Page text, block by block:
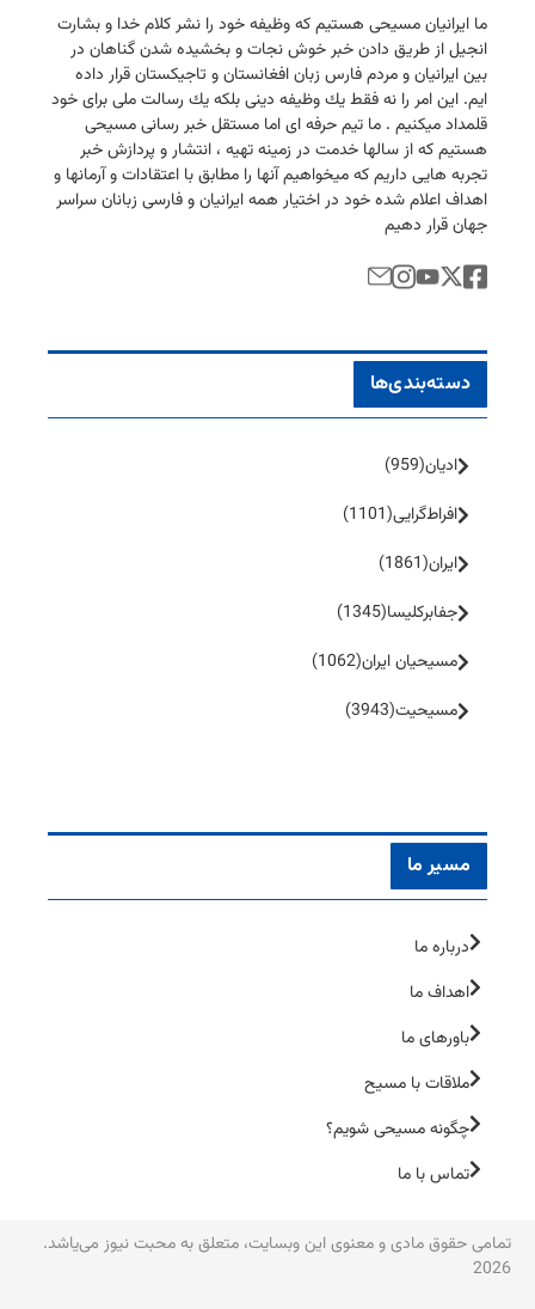
ما ایرانیان مسیحی هستیم كه وظیفه خود را نشر كلام خدا و بشارت
انجیل از طریق دادن خبر خوش نجات و بخشیده شدن گناهان در
بین ایرانیان و مردم فارس زبان افغانستان و تاجیكستان قرار داده
ایم. این امر را نه فقط یك وظیفه دینی بلكه یك رسالت ملی برای خود
قلمداد میكنیم . ما تیم حرفه ای اما مستقل خبر رسانی مسیحی
هستیم كه از سالها خدمت در زمینه تهیه ، انتشار و پردازش خبر
تجربه هایی داریم كه میخواهیم آنها را مطابق با اعتقادات و آرمانها و
اهداف اعلام شده خود در اختیار همه ایرانیان و فارسی زبانان سراسر
جهان قرار دهیم
دسته‌بندی‌ها
ادیان(959)
افراط‌گرایی(1101)
ایران(1861)
جفا‌بر‌کلیسا(1345)
مسیحیان ایران(1062)
مسیحیت(3943)
مسیر ما
درباره ما
اهداف ما
باورهای ما
ملاقات با مسیح
چگونه مسیحی شویم؟
تماس با ما
تمامی حقوق مادی و معنوی این وبسایت، متعلق به محبت نیوز می‌یاشد.
2026